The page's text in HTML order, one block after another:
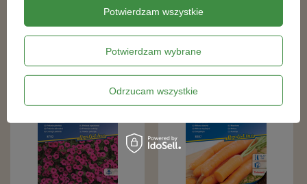
Podobne produkty
Potwierdzam wybrane
Odrzucam wszystkie
Potwierdzam wszystkie